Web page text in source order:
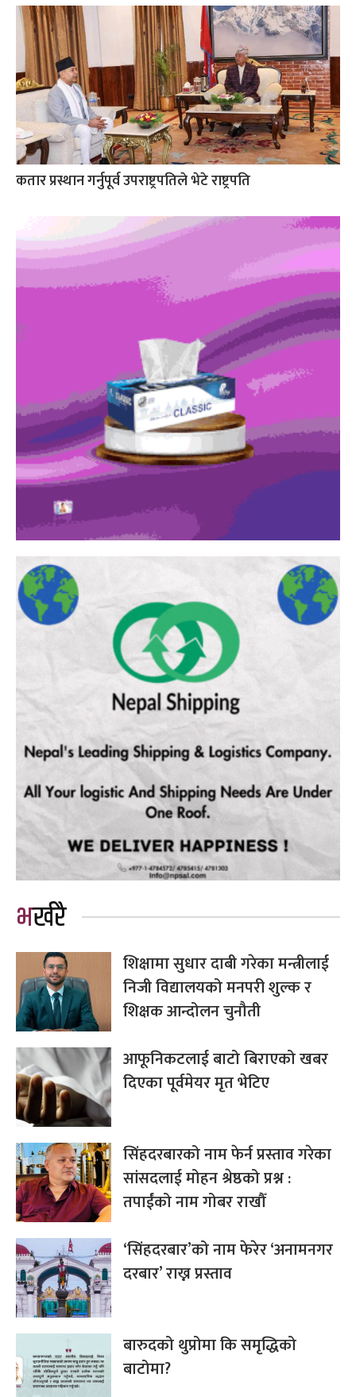
कतार प्रस्थान गर्नुपूर्व उपराष्ट्रपतिले भेटे राष्ट्रपति
भर्खरै
शिक्षामा सुधार दाबी गरेका मन्त्रीलाई
निजी विद्यालयको मनपरी शुल्क र
शिक्षक आन्दोलन चुनौती
आफूनिकटलाई बाटो बिराएको खबर
दिएका पूर्वमेयर मृत भेटिए
सिंहदरबारको नाम फेर्न प्रस्ताव गरेका
सांसदलाई मोहन श्रेष्ठको प्रश्न :
तपाईंको नाम गोबर राखौँ
‘सिंहदरबार’को नाम फेरेर ‘अनामनगर
दरबार’ राख्न प्रस्ताव
बारुदको थुप्रोमा कि समृद्धिको
बाटोमा?